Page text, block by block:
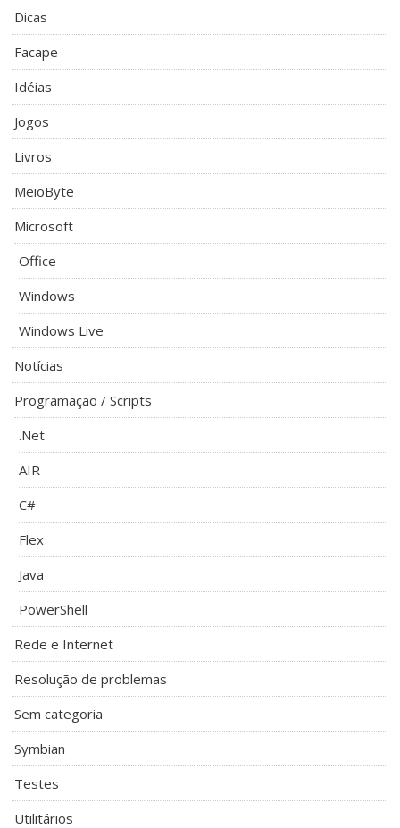
Dicas
Facape
Idéias
Jogos
Livros
MeioByte
Microsoft
Office
Windows
Windows Live
Notícias
Programação / Scripts
.Net
AIR
C#
Flex
Java
PowerShell
Rede e Internet
Resolução de problemas
Sem categoria
Symbian
Testes
Utilitários